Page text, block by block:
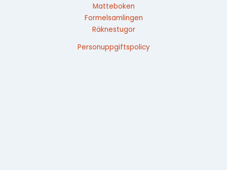
Matteboken
Formelsamlingen
Räknestugor
Personuppgiftspolicy